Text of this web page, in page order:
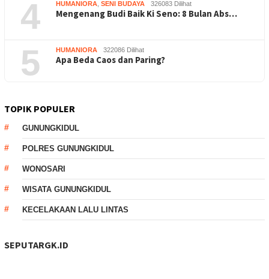
4 HUMANIORA SENI BUDAYA 326083 Dilihat
Mengenang Budi Baik Ki Seno: 8 Bulan Abs…
5 HUMANIORA 322086 Dilihat
Apa Beda Caos dan Paring?
TOPIK POPULER
GUNUNGKIDUL
POLRES GUNUNGKIDUL
WONOSARI
WISATA GUNUNGKIDUL
KECELAKAAN LALU LINTAS
SEPUTARGK.ID